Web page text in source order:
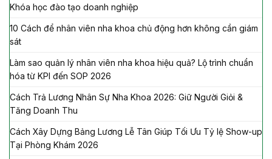
Khóa học đào tạo doanh nghiệp
10 Cách để nhân viên nha khoa chủ động hơn không cần giám
sát
Làm sao quản lý nhân viên nha khoa hiệu quả? Lộ trình chuẩn
hóa từ KPI đến SOP 2026
Cách Trả Lương Nhân Sự Nha Khoa 2026: Giữ Người Giỏi &
Tăng Doanh Thu
Cách Xây Dựng Bảng Lương Lễ Tân Giúp Tối Ưu Tỷ lệ Show-up
Tại Phòng Khám 2026